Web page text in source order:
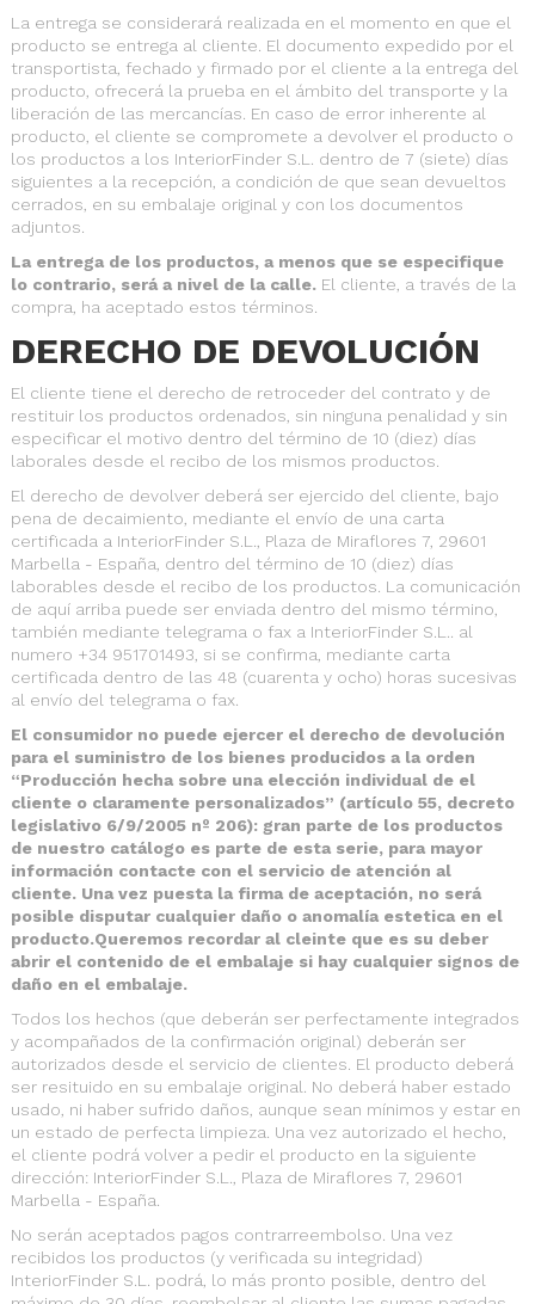
La entrega se considerará realizada en el momento en que el
producto se entrega al cliente. El documento expedido por el
transportista, fechado y firmado por el cliente a la entrega del
producto, ofrecerá la prueba en el ámbito del transporte y la
liberación de las mercancías. En caso de error inherente al
producto, el cliente se compromete a devolver el producto o
los productos a los InteriorFinder S.L. dentro de 7 (siete) días
siguientes a la recepción, a condición de que sean devueltos
cerrados, en su embalaje original y con los documentos
adjuntos.
La entrega de los productos, a menos que se especifique
lo contrario, será a nivel de la calle. El cliente, a través de la
compra, ha aceptado estos términos.
DERECHO DE DEVOLUCIÓN
El cliente tiene el derecho de retroceder del contrato y de
restituir los productos ordenados, sin ninguna penalidad y sin
especificar el motivo dentro del término de 10 (diez) días
laborales desde el recibo de los mismos productos.
El derecho de devolver deberá ser ejercido del cliente, bajo
pena de decaimiento, mediante el envío de una carta
certificada a InteriorFinder S.L., Plaza de Miraflores 7, 29601
Marbella - España, dentro del término de 10 (diez) días
laborables desde el recibo de los productos. La comunicación
de aquí arriba puede ser enviada dentro del mismo término,
también mediante telegrama o fax a InteriorFinder S.L.. al
numero +34 951701493, si se confirma, mediante carta
certificada dentro de las 48 (cuarenta y ocho) horas sucesivas
al envío del telegrama o fax.
El consumidor no puede ejercer el derecho de devolución
para el suministro de los bienes producidos a la orden
“Producción hecha sobre una elección individual de el
cliente o claramente personalizados” (artículo 55, decreto
legislativo 6/9/2005 nº 206): gran parte de los productos
de nuestro catálogo es parte de esta serie, para mayor
información contacte con el servicio de atención al
cliente. Una vez puesta la firma de aceptación, no será
posible disputar cualquier daño o anomalía estetica en el
producto.Queremos recordar al cleinte que es su deber
abrir el contenido de el embalaje si hay cualquier signos de
daño en el embalaje.
Todos los hechos (que deberán ser perfectamente integrados
y acompañados de la confirmación original) deberán ser
autorizados desde el servicio de clientes. El producto deberá
ser resituido en su embalaje original. No deberá haber estado
usado, ni haber sufrido daños, aunque sean mínimos y estar en
un estado de perfecta limpieza. Una vez autorizado el hecho,
el cliente podrá volver a pedir el producto en la siguiente
dirección: InteriorFinder S.L., Plaza de Miraflores 7, 29601
Marbella - España.
No serán aceptados pagos contrarreembolso. Una vez
recibidos los productos (y verificada su integridad)
InteriorFinder S.L. podrá, lo más pronto posible, dentro del